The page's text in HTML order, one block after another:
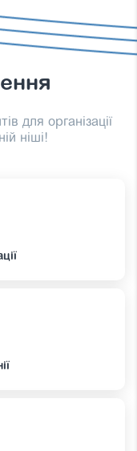
для організації
ніші!